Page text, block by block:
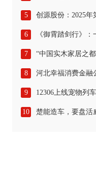
5 创源股份：2025年
6 《御霄踏剑行》
7 “中国实木家居之
8 河北幸福消费金融
9 12306上线宠物列
10 楚能造车，要盘活